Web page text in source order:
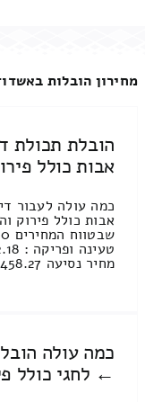
מחירון הובלות
הובלת תכולת
אבות כולל
כמה עולה לעבור
מחיר נסיעה 458.27 שקל / זמן נסיעה בין [...]
כמה עולה
← לחגי כולל